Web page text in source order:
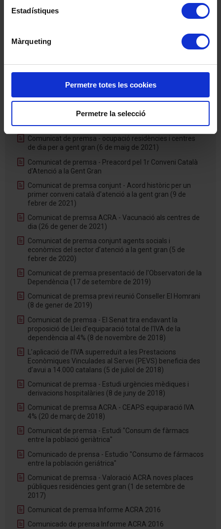
Estadístiques
Màrqueting
Permetre totes les cookies
Permetre la selecció
Comunicat de premsa conjunt - El sector de la gent gran
Comunicat de premsa - Passaport COVID-19 per a
treballadors i visites a les residències de gent gran (20
portes obertes a residències i centres de dia (21 de maig
de 2021)
Comunicat de premsa - ocupació residències i centres
de dia per a gent gran (6 de maig de 2021)
Comunicat de premsa - Preacord pel 1r Conveni Català
d'Atenció a la Gent Gran
Comunicat de premsa conjunt - Acord històric per un
primer conveni català d'atenció a la gent gran (9 de
febrer de 2021)
Comunicat de premsa ACRA - Vacunació als centres de
dia (26 de gener de 2021)
Comunicat de premsa conjunt agents socials i
econòmics del sector d'atenció a la gent gran (5 de
febrer de 2020)
Comunicat de premsa presentació de l'Observatori de la
Dependència (17 de setembre de 2019)
Comunicat de premsa previ reunió Conseller El Homrani
(8 de gener de 2019)
Comunicat de premsa - El Senat tira endavant la
proposició de Llei d'equiparació total de l'IVA de la
dependència al 4% (8 de novembre de 2018)
L’aplicació de l’IVA superreduït a les Prestacions
Econòmiques Vinculades al Servei (PEVS) beneficia des
d’avui a 14.000 catalans (5 de juliol de 2018)
Comunicat de premsa - Estudi urgències mèdiques i
derivacions hospitalàries (8 de juny de 2018)
Comunicat de premsa ACRA - CEAPS equiparació IVA
4% (20 de març de 2018)
Comunicat de premsa - Estudi "Consum de fàrmacs
entre la població geriàtrica"
Comunicado de prensa - Estudio "Consumo de fármacos
entre la población geriátrica"
Comunicat de premsa - Valoració ACRA noves places
públiques residències gent gran (1 de setembre de
2017)
Comunicat de premsa Informe ACRA 2016
Comunicado de prensa Informe ACRA 2016